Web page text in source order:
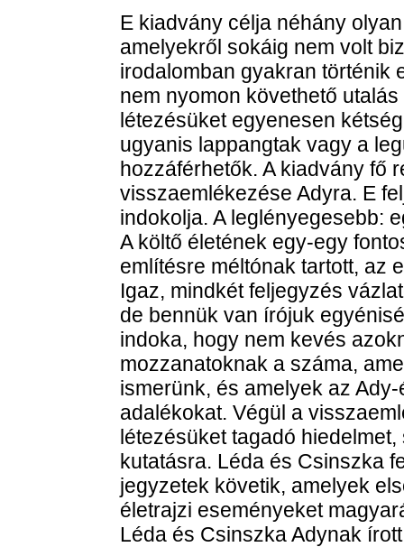
E kiadvány célja néhány
amelyekről sokáig nem volt
irodalomban gyakran történik
nem nyomon követhető
létezésüket egyenesen
ugyanis lappangtak vagy a
hozzáférhetők. A kiadvány fő
visszaemlékezése Adyra. E
indokolja. A leglényegesebb:
A költő életének egy-egy
említésre méltónak tartott, az
Igaz, mindkét feljegyzés
de bennük van írójuk
indoka, hogy nem kevés
mozzanatoknak a száma,
ismerünk, és amelyek az
adalékokat. Végül a
létezésüket tagadó
kutatásra. Léda és Csinszka
jegyzetek követik, amelyek
életrajzi eseményeket
Léda és Csinszka Adynak